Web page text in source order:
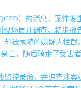
）的消息，案件发
现场展开调查。初步报
却被尾随的嫌疑人拦截
亡，随后骑走了受害者
监控录像，并追查涉案